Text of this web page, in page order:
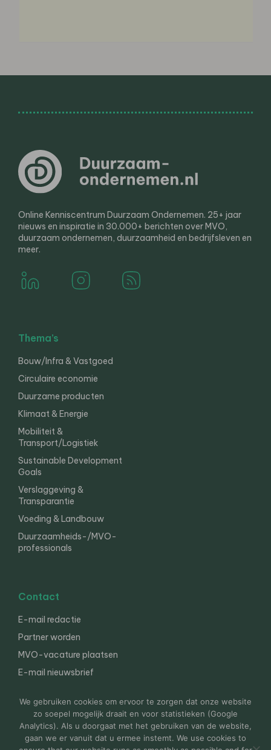
Online Kenniscentrum Duurzaam Ondernemen. 25+ jaar
nieuws en inspiratie in 30.000+ berichten over MVO,
duurzaam ondernemen, duurzaamheid en bedrijfsleven en
meer.
Thema’s
Bouw/Infra & Vastgoed
Circulaire economie
Duurzame producten
Klimaat & Energie
Mobiliteit &
Transport/Logistiek
Sustainable Development
Goals
Verslaggeving &
Transparantie
Voeding & Landbouw
Duurzaamheids-/MVO-
professionals
Contact
E-mail redactie
Partner worden
MVO-vacature plaatsen
E-mail nieuwsbrief
© 2000-2026 Van der Molen EIS Colofon
Disclaimer
We gebruiken cookies om ervoor te zorgen dat onze website
zo soepel mogelijk draait en voor statistieken (Google
Analytics). Als u doorgaat met het gebruiken van de website,
gaan we er vanuit dat u ermee instemt. We use cookies to